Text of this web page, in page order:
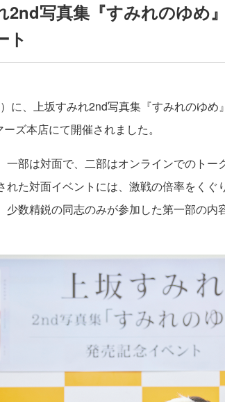
2nd写真集『すみれのゆめ
ト
に、上坂すみれ2nd写真集『すみれのゆめ
ズ本店にて開催されました。
一部は対面で、二部はオンラインでのトー
れた対面イベントには、激戦の倍率をくぐ
少数精鋭の同志のみが参加した第一部の内